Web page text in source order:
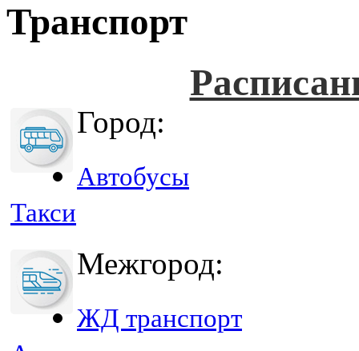
Транспорт
Город:
Автобусы
Такси
Межгород:
ЖД транспорт